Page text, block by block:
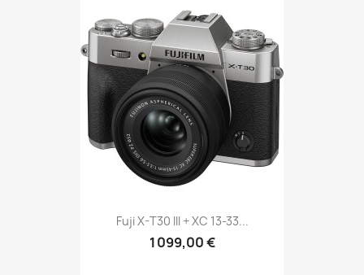
Fuji X-T30 III + XC 13-33...
1 099,00 €